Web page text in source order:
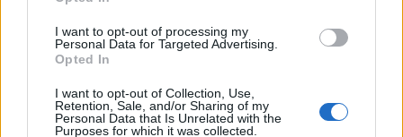
I want to opt-out of processing my
Personal Data for Targeted Advertising.
Opted In
I want to opt-out of Collection, Use,
Retention, Sale, and/or Sharing of my
Personal Data that Is Unrelated with the
Purposes for which it was collected.
beszélgetéseket indítson be, de megtekinthetőek
"csak" a színészek kedvéért is. A Rózsavölgyi
előadása (Bármit mondhatsz) után szerdán Mély
levegő-t vettem a…